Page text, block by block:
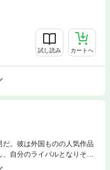
試し読み カートへ
。彼は外国ものの人気作品
自分のライバルとなりそう
がった。今度も小劇団が上